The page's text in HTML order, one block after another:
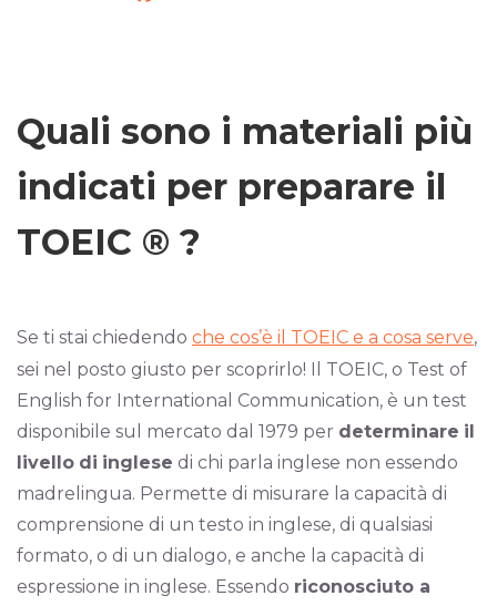
Quali sono i materiali più
indicati per preparare il
TOEIC ® ?
Se ti stai chiedendo che cos’è il TOEIC e a cosa serve,
sei nel posto giusto per scoprirlo! Il TOEIC, o Test of
English for International Communication, è un test
disponibile sul mercato dal 1979 per determinare il
livello di inglese di chi parla inglese non essendo
madrelingua. Permette di misurare la capacità di
comprensione di un testo in inglese, di qualsiasi
formato, o di un dialogo, e anche la capacità di
espressione in inglese. Essendo riconosciuto a